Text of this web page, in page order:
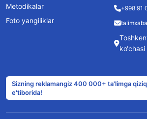
Metodikalar
Foto yangiliklar
+998 91
Sizning reklamangiz 400 000+ ta'limga
e'tiborida!